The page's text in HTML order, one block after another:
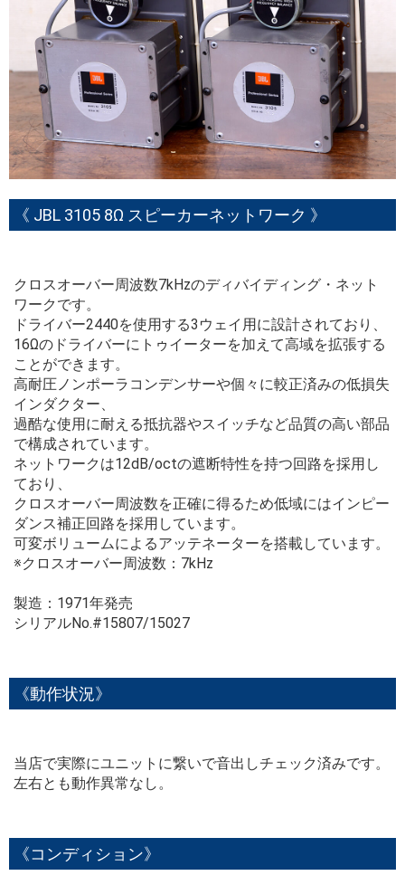
《 JBL 3105 8Ω スピーカーネットワーク 》
クロスオーバー周波数7kHzのディバイディング・ネット
ワークです。
ドライバー2440を使用する3ウェイ用に設計されており、
16Ωのドライバーにトゥイーターを加えて高域を拡張する
ことができます。
高耐圧ノンポーラコンデンサーや個々に較正済みの低損失
インダクター、
過酷な使用に耐える抵抗器やスイッチなど品質の高い部品
で構成されています。
ネットワークは12dB/octの遮断特性を持つ回路を採用し
ており、
クロスオーバー周波数を正確に得るため低域にはインピー
ダンス補正回路を採用しています。
可変ボリュームによるアッテネーターを搭載しています。
※クロスオーバー周波数：7kHz
製造：1971年発売
シリアルNo.#15807/15027
《動作状況》
当店で実際にユニットに繋いで音出しチェック済みです。
左右とも動作異常なし。
《コンディション》